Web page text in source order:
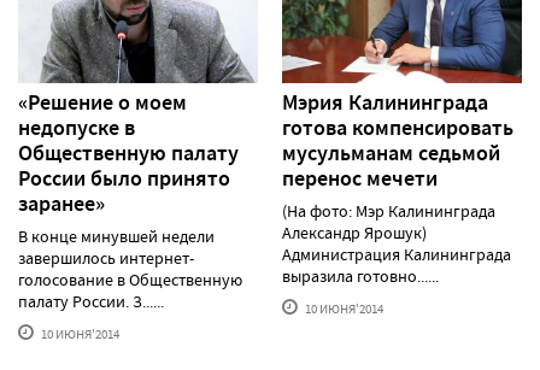
«Решение о моем
недопуске в
Общественную палату
России было принято
заранее»
В конце минувшей недели
завершилось интернет-
голосование в Общественную
палату России. З......
10 ИЮНЯ'2014
Мэрия Калининграда
готова компенсировать
мусульманам седьмой
перенос мечети
(На фото: Мэр Калининграда
Александр Ярошук)
Администрация Калининграда
выразила готовно......
10 ИЮНЯ'2014